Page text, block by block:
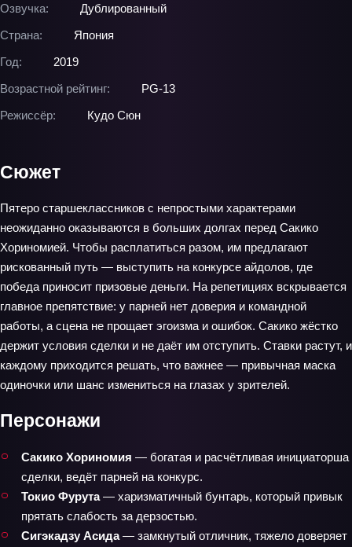
Озвучка:
Дублированный
Страна:
Япония
Год:
2019
Возрастной рейтинг:
PG-13
Режиссёр:
Кудо Сюн
Сюжет
Пятеро старшеклассников с непростыми характерами
неожиданно оказываются в больших долгах перед Сакико
Хориномией. Чтобы расплатиться разом, им предлагают
рискованный путь — выступить на конкурсе айдолов, где
победа приносит призовые деньги. На репетициях вскрывается
главное препятствие: у парней нет доверия и командной
работы, а сцена не прощает эгоизма и ошибок. Сакико жёстко
держит условия сделки и не даёт им отступить. Ставки растут, и
каждому приходится решать, что важнее — привычная маска
одиночки или шанс измениться на глазах у зрителей.
Персонажи
Сакико Хориномия — богатая и расчётливая инициаторша
сделки, ведёт парней на конкурс.
Токио Фурута— харизматичный бунтарь, который привык
прятать слабость за дерзостью.
Сигэкадзу Асида— замкнутый отличник, тяжело доверяет